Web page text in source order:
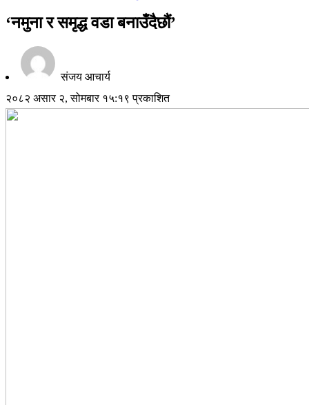
‘नमुना र समृद्ध वडा बनाउँदैछौं’
संजय आचार्य
२०८२ असार २, सोमबार १५:१९ प्रकाशित